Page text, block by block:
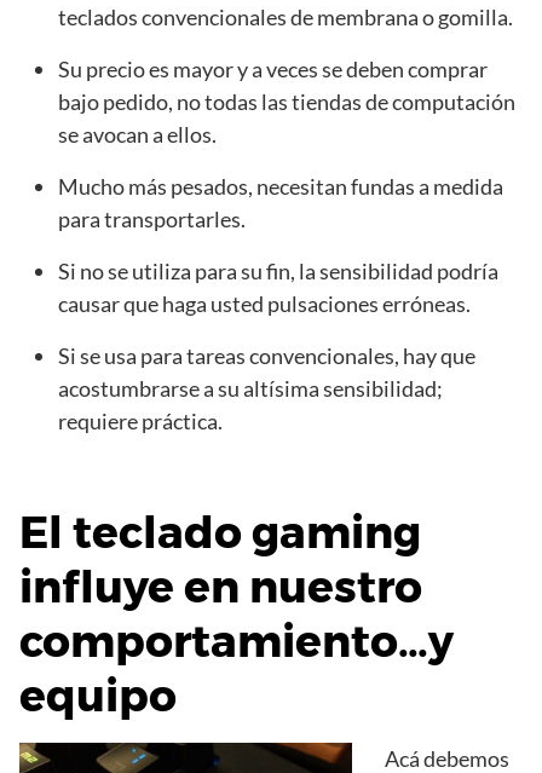
teclados convencionales de membrana o gomilla.
Su precio es mayor y a veces se deben comprar
bajo pedido, no todas las tiendas de computación
se avocan a ellos.
Mucho más pesados, necesitan fundas a medida
para transportarles.
Si no se utiliza para su fin, la sensibilidad podría
causar que haga usted pulsaciones erróneas.
Si se usa para tareas convencionales, hay que
acostumbrarse a su altísima sensibilidad;
requiere práctica.
El teclado gaming
influye en nuestro
comportamiento…y
equipo
Acá debemos